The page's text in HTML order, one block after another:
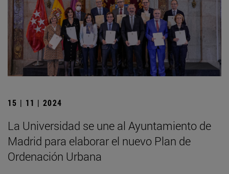
15 | 11 | 2024
La Universidad se une al Ayuntamiento de
Madrid para elaborar el nuevo Plan de
Ordenación Urbana